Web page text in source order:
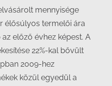
mennyisége
élősúlyos termelői ára
előző évhez képest. A
22%-kal bővült
2009-hez
közül egyedül a